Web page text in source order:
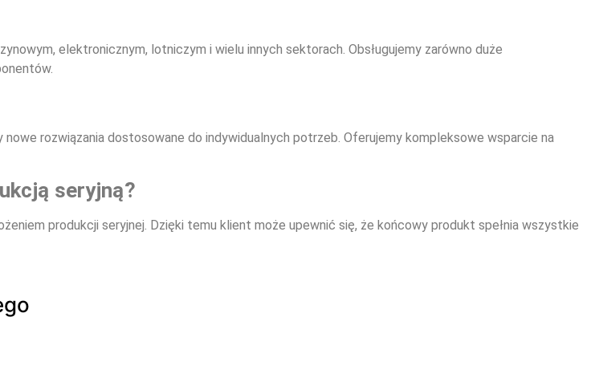
elektronicznym, lotniczym i wielu innych sektorach. Obsługujemy zarówno duże
rozwiązania dostosowane do indywidualnych potrzeb. Oferujemy kompleksowe wsparcie na
seryjną?
produkcji seryjnej. Dzięki temu klient może upewnić się, że końcowy produkt spełnia wszystkie